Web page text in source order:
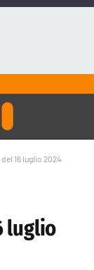
16 luglio 2024
luglio